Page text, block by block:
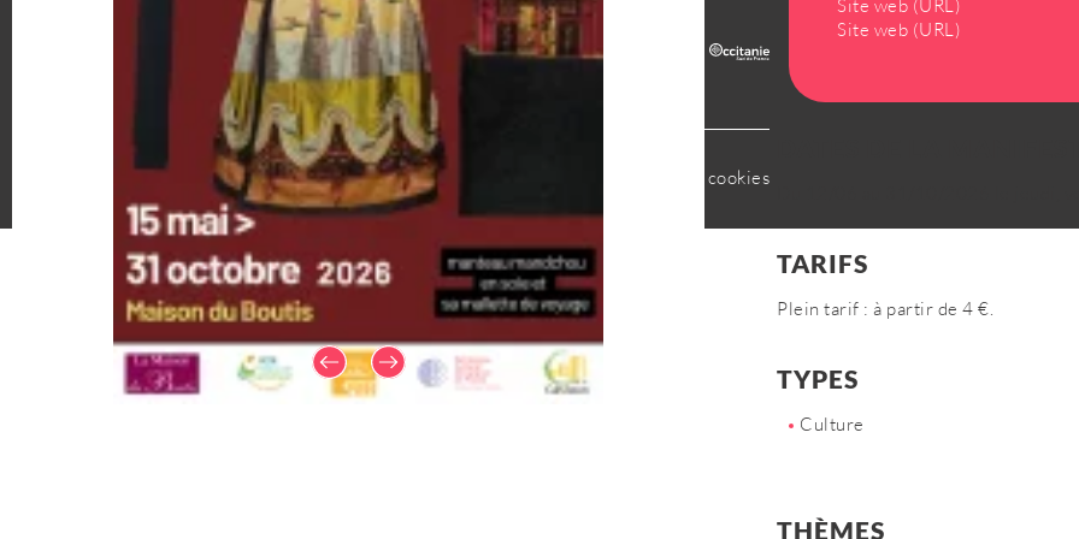
Site web (URL)
Site web (URL)
TARIFS
Plein tarif : à partir de 4 €.
TYPES
Culture
THÈMES
Plan du site Mentions légales CGV Politique de confidentialité Gestion des cookies